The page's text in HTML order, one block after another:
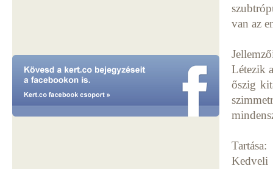
van az
Létezik
őszig
Tartása:
Kedveli